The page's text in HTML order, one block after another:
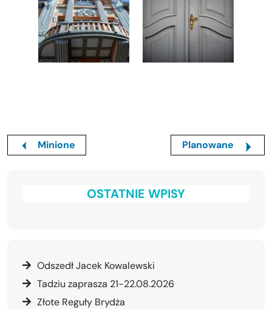
Minione Planowane
OSTATNIE WPISY
Odszedł Jacek Kowalewski
Tadziu zaprasza 21-22.08.2026
Złote Reguły Brydża